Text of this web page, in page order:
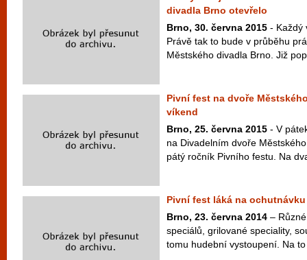
divadla Brno otevřelo
Brno, 30. června 2015 - Každý
Právě tak to bude v průběhu
Městského divadla Brno. Již
Pivní fest na dvoře
víkend
Brno, 25. června 2015 - V
na Divadelním dvoře
pátý ročník Pivního festu. Na
Pivní fest láká na
Brno, 23. června 2014 –
speciálů, grilované speciality,
tomu hudební vystoupení. Na